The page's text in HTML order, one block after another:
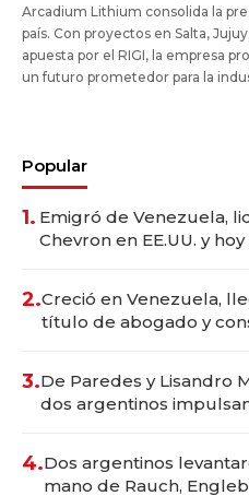
Arcadium Lithium consolida la
país. Con proyectos en Salta,
apuesta por el RIGI, la empresa
un futuro prometedor para la
Popular
1. Emigró de Venezuela,
Chevron en EE.UU. y
2.Creció en Venezuela,
título de abogado y
3.De Paredes y Lisandro
dos argentinos
4.Dos argentinos
mano de Rauch,